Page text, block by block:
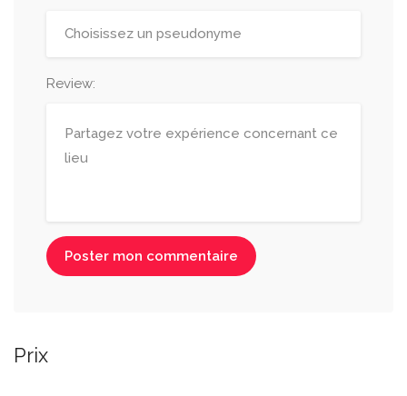
Review:
Poster mon commentaire
Prix